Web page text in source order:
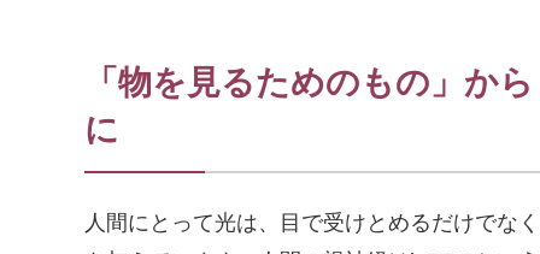
「物を見るためのもの」か
に
人間にとって光は、目で受けとめるだけでな